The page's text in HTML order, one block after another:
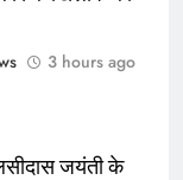
3 hours ago
जयंती के